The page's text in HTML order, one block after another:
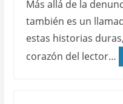
Más allá de la
también es un
estas historias
corazón del lector…